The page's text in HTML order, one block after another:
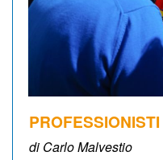
PROFESSIONISTI
di Carlo Malvestio